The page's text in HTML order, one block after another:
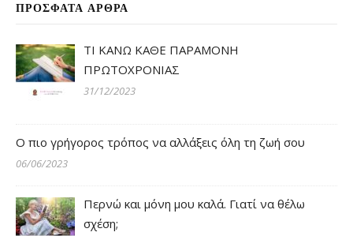
ΠΡΌΣΦΑΤΑ ΆΡΘΡΑ
ΤΙ ΚΑΝΩ ΚΑΘΕ ΠΑΡΑΜΟΝΗ
ΠΡΩΤΟΧΡΟΝΙΑΣ
31/12/2023
Ο πιο γρήγορος τρόπος να αλλάξεις όλη τη ζωή σου
06/06/2023
Περνώ και μόνη μου καλά. Γιατί να θέλω
σχέση;